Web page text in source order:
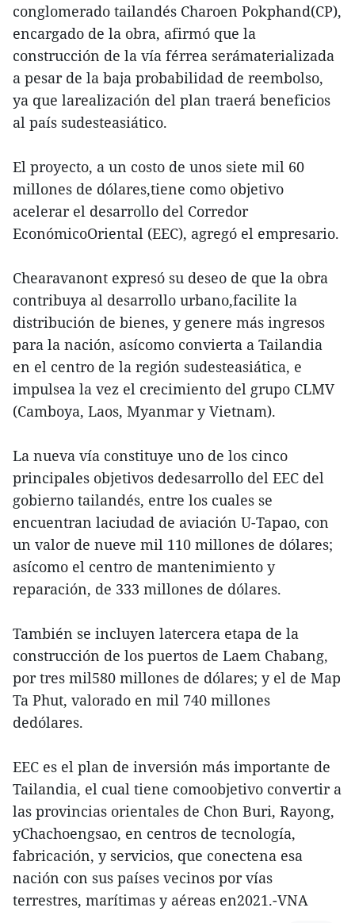
conglomerado tailandés Charoen Pokphand(CP),
encargado de la obra, afirmó que la
construcción de la vía férrea serámaterializada
a pesar de la baja probabilidad de reembolso,
ya que larealización del plan traerá beneficios
al país sudesteasiático.
El proyecto, a un costo de unos siete mil 60
millones de dólares,tiene como objetivo
acelerar el desarrollo del Corredor
EconómicoOriental (EEC), agregó el empresario.
Chearavanont expresó su deseo de que la obra
contribuya al desarrollo urbano,facilite la
distribución de bienes, y genere más ingresos
para la nación, asícomo convierta a Tailandia
en el centro de la región sudesteasiática, e
impulsea la vez el crecimiento del grupo CLMV
(Camboya, Laos, Myanmar y Vietnam).
La nueva vía constituye uno de los cinco
principales objetivos dedesarrollo del EEC del
gobierno tailandés, entre los cuales se
encuentran laciudad de aviación U-Tapao, con
un valor de nueve mil 110 millones de dólares;
asícomo el centro de mantenimiento y
reparación, de 333 millones de dólares.
También se incluyen latercera etapa de la
construcción de los puertos de Laem Chabang,
por tres mil580 millones de dólares; y el de Map
Ta Phut, valorado en mil 740 millones
dedólares.
EEC es el plan de inversión más importante de
Tailandia, el cual tiene comoobjetivo convertir a
las provincias orientales de Chon Buri, Rayong,
yChachoengsao, en centros de tecnología,
fabricación, y servicios, que conectena esa
nación con sus países vecinos por vías
terrestres, marítimas y aéreas en2021.-VNA